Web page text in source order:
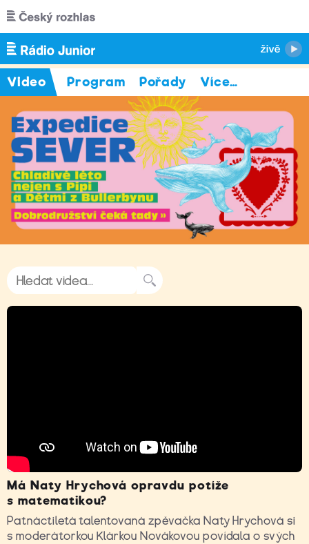
Přejít k hlavnímu obsahu
Video Program Pořady Více…
Má Naty Hrychová opravdu potíže
s matematikou?
Patnáctiletá talentovaná zpěvačka Naty Hrychová si
s moderátorkou Klárkou Novákovou povídala o svých